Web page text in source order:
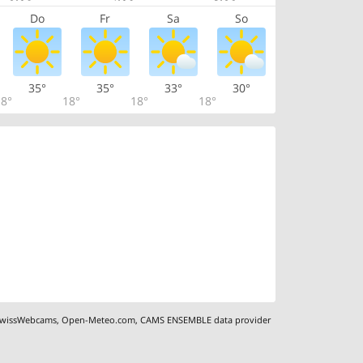
Do Fr Sa So
35°
18°
35°
18°
33°
18°
30°
,Open-Meteo.com,CAMS ENSEMBLE data provider